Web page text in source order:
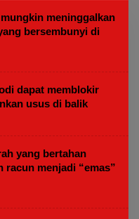
meninggalkan
bersembunyi di
dapat memblokir
usus di balik
yang bertahan
racun menjadi “emas”